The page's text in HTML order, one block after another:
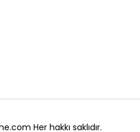
Her hakkı saklıdır.